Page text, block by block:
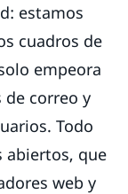
estamos
cuadros de
empeora
de correo y
Todo
abiertos, que
web y